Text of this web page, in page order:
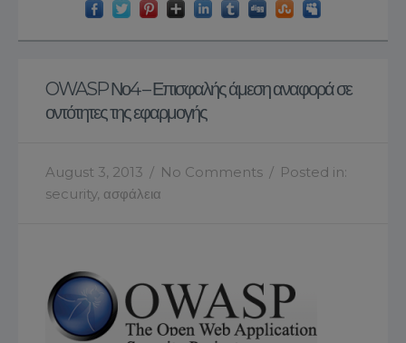
OWASP Νο4 – Επισφαλής άμεση αναφορά σε
οντότητες της εφαρμογής
August 3, 2013 / No Comments / Posted in:
security, ασφάλεια